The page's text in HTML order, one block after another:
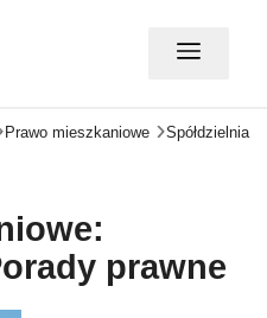
Prawo mieszkaniowe
Spółdzielnia
prawne